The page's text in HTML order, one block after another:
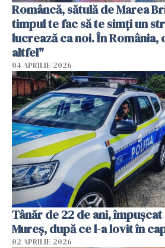
Româncă, sătulă de Marea
timpul te fac să te simți un
lucrează ca noi. În România,
altfel"
04 APRILIE 2026
Tânăr de 22 de ani,
Mureș, după ce l-a lovit în
02 APRILIE 2026